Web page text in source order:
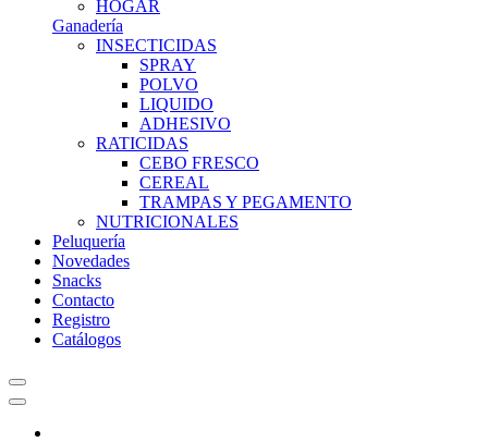
HOGAR
Ganadería
INSECTICIDAS
SPRAY
POLVO
LIQUIDO
ADHESIVO
RATICIDAS
CEBO FRESCO
CEREAL
TRAMPAS Y PEGAMENTO
NUTRICIONALES
Peluquería
Novedades
Snacks
Contacto
Registro
Catálogos